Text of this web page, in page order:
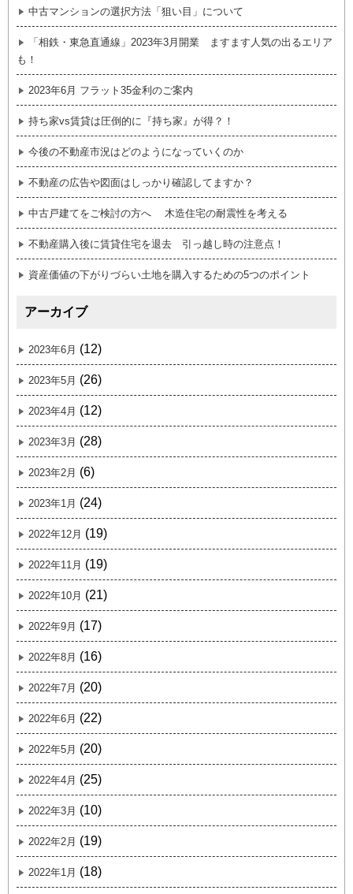
中古マンションの選択方法「狙い目」について
「相鉄・東急直通線」2023年3月開業 ますます人気の出るエリア
も！
2023年6月 フラット35金利のご案内
持ち家vs賃貸は圧倒的に『持ち家』が得？！
今後の不動産市況はどのようになっていくのか
不動産の広告や図面はしっかり確認してますか？
中古戸建てをご検討の方へ 木造住宅の耐震性を考える
不動産購入後に賃貸住宅を退去 引っ越し時の注意点！
資産価値の下がりづらい土地を購入するための5つのポイント
アーカイブ
2023年6月 (12)
2023年5月 (26)
2023年4月 (12)
2023年3月 (28)
2023年2月 (6)
2023年1月 (24)
2022年12月 (19)
2022年11月 (19)
2022年10月 (21)
2022年9月 (17)
2022年8月 (16)
2022年7月 (20)
2022年6月 (22)
2022年5月 (20)
2022年4月 (25)
2022年3月 (10)
2022年2月 (19)
2022年1月 (18)